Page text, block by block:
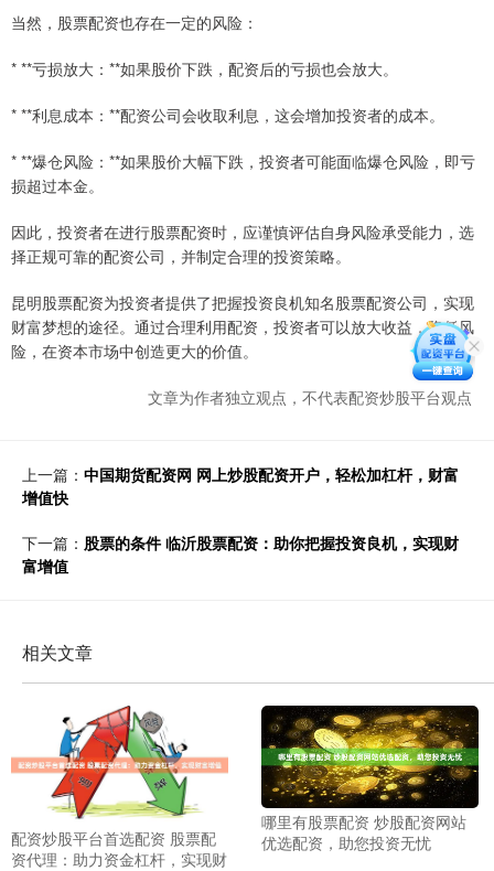
当然，股票配资也存在一定的风险：
* **亏损放大：**如果股价下跌，配资后的亏损也会放大。
* **利息成本：**配资公司会收取利息，这会增加投资者的成本。
* **爆仓风险：**如果股价大幅下跌，投资者可能面临爆仓风险，即亏
损超过本金。
因此，投资者在进行股票配资时，应谨慎评估自身风险承受能力，选
择正规可靠的配资公司，并制定合理的投资策略。
昆明股票配资为投资者提供了把握投资良机知名股票配资公司，实现
财富梦想的途径。通过合理利用配资，投资者可以放大收益，降低风
险，在资本市场中创造更大的价值。
文章为作者独立观点，不代表配资炒股平台观点
上一篇： 中国期货配资网 网上炒股配资开户，轻松加杠杆，财富
增值快
下一篇： 股票的条件 临沂股票配资：助你把握投资良机，实现财
富增值
相关文章
配资炒股平台首选配资 股票配
资代理：助力资金杠杆，实现财
哪里有股票配资 炒股配资网站
优选配资，助您投资无忧